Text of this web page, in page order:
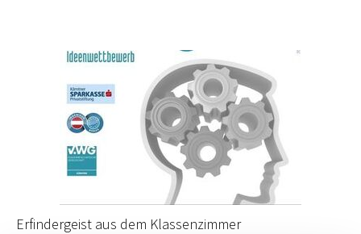
MITGLIEDER­VERZEICHNIS
SERVICE
KONTAKT
NEWS
Erfindergeist aus dem Klassenzimmer